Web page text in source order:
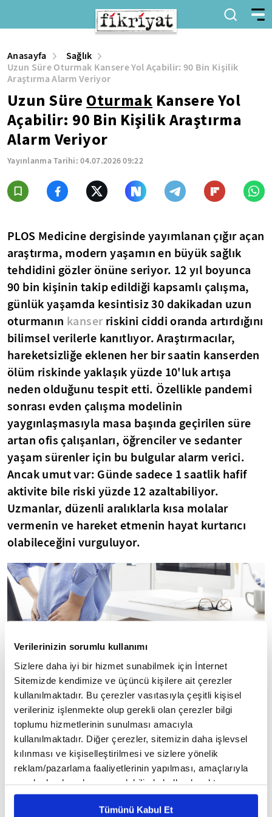
Verilerinizin sorumlu kullanımı
Sizlere daha iyi bir hizmet sunabilmek için İnternet
Sitemizde kendimize ve üçüncü kişilere ait çerezler
kullanılmaktadır. Bu çerezler vasıtasıyla çeşitli kişisel
verileriniz işlenmekte olup gerekli olan çerezler bilgi
toplumu hizmetlerinin sunulması amacıyla
kullanılmaktadır. Diğer çerezler, sitemizin daha işlevsel
kılınması ve kişiselleştirilmesi ve sizlere yönelik
reklam/pazarlama faaliyetlerinin yapılması, amaçlarıyla
sınırlı olarak açık rızanız dahilinde kullanılacaktır.
Çerezlere ilişkin tercihlerinizi çerez paneli vasıtasıyla
belirleyebilirsiniz. Çerezlere ilişkin detaylı bilgi için
Tümünü Kabul Et
Anasayfa
Sağlık
Uzun Süre Oturmak Kansere Yol Açabilir: 90 Bin Kişilik
Araştırma Alarm Veriyor
Uzun Süre Oturmak Kansere Yol
Açabilir: 90 Bin Kişilik Araştırma
Alarm Veriyor
Yayınlanma Tarihi:04.07.2026 09:22
PLOS Medicine dergisinde yayımlanan çığır açan
araştırma, modern yaşamın en büyük sağlık
tehdidini gözler önüne seriyor. 12 yıl boyunca
90 bin kişinin takip edildiği kapsamlı çalışma,
günlük yaşamda kesintisiz 30 dakikadan uzun
oturmanın kanserriskini ciddi oranda artırdığını
bilimsel verilerle kanıtlıyor. Araştırmacılar,
hareketsizliğe eklenen her bir saatin kanserden
ölüm riskinde yaklaşık yüzde 10'luk artışa
neden olduğunu tespit etti. Özellikle pandemi
sonrası evden çalışma modelinin
yaygınlaşmasıyla masa başında geçirilen süre
artan ofis çalışanları, öğrenciler ve sedanter
yaşam sürenler için bu bulgular alarm verici.
Ancak umut var: Günde sadece 1 saatlik hafif
aktivite bile riski yüzde 12 azaltabiliyor.
Uzmanlar, düzenli aralıklarla kısa molalar
vermenin ve hareket etmenin hayat kurtarıcı
olabileceğini vurguluyor.
PLOS Medicine dergisinde yayımlanan yeni
araştırma, modern yaşam tarzının en büyük
tehlikelerinden birine dikkat çekiyor: Uzun süreli
hareketsizlik. Yaklaşık 90 bin kişinin 12 yıl boyunca
takip edildiği kapsamlı çalışma, her gün tek
seferde 30 dakikadan fazla oturmanın kanserden
koydu. Özellikle ofis çalışanları ve masa başında